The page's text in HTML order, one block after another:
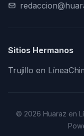
Sitios Hermanos
Trujillo en Línea
© 2026 Huaraz en